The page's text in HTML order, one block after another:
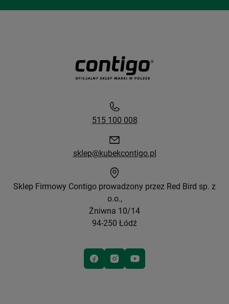
515 100 008
sklep@kubekcontigo.pl
Sklep Firmowy Contigo prowadzony przez Red Bird sp. z
o.o.,
Żniwna 10/14
94-250 Łódź